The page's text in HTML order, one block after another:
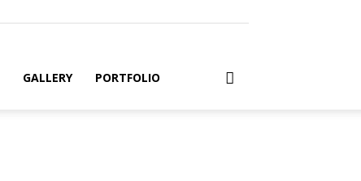
GALLERY PORTFOLIO